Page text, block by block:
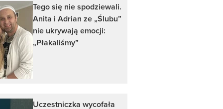
Tego się nie spodziewali.
Anita i Adrian ze „Ślubu”
nie ukrywają emocji:
„Płakaliśmy”
Uczestniczka wycofała